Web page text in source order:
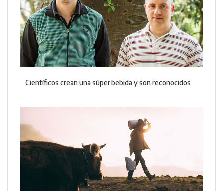
Científicos crean una súper bebida y son reconocidos